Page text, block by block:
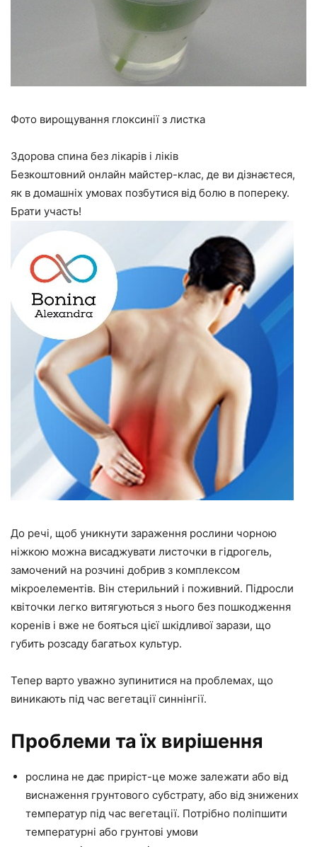
Фото вирощування глоксинії з листка
Здорова спина без лікарів і ліків
Безкоштовний онлайн майстер-клас, де ви дізнаєтеся,
як в домашніх умовах позбутися від болю в попереку.
Брати участь!
До речі, щоб уникнути зараження рослини чорною
ніжкою можна висаджувати листочки в гідрогель,
замочений на розчині добрив з комплексом
мікроелементів. Він стерильний і поживний. Підросли
квіточки легко витягуються з нього без пошкодження
коренів і вже не бояться цієї шкідливої зарази, що
губить розсаду багатьох культур.
Тепер варто уважно зупинитися на проблемах, що
виникають під час вегетації синнінгії.
Проблеми та їх вирішення
рослина не дає приріст-це може залежати або від
виснаження грунтового субстрату, або від знижених
температур під час вегетації. Потрібно поліпшити
температурні або грунтові умови